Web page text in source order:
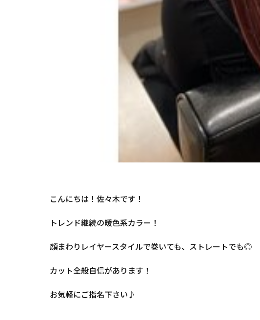
こんにちは！佐々木です！
トレンド継続の暖色系カラー！
顔まわりレイヤースタイルで巻いても、ストレートでも◎
カット全般自信があります！
お気軽にご指名下さい♪
ブリーチオンカラー
ブリーチ
トステア
ストレート
酸熱トリートメント
ハイライトカラー